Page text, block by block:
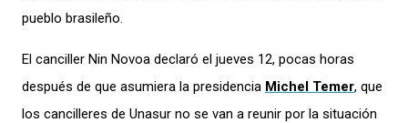
pueblo brasileño.
El canciller Nin Novoa declaró el jueves 12, pocas horas
después de que asumiera la presidencia Michel Temer, que
los cancilleres de Unasur no se van a reunir por la situación